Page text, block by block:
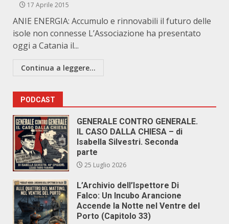
17 Aprile 2015
ANIE ENERGIA: Accumulo e rinnovabili il futuro delle
isole non connesse L’Associazione ha presentato
oggi a Catania il...
Continua a leggere...
PODCAST
GENERALE CONTRO GENERALE.
IL CASO DALLA CHIESA – di
Isabella Silvestri. Seconda
parte
25 Luglio 2026
L’Archivio dell’Ispettore Di
Falco: Un Incubo Arancione
Accende la Notte nel Ventre del
Porto (Capitolo 33)